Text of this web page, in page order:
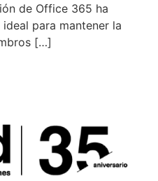
de Office 365 ha
para mantener la
[…]